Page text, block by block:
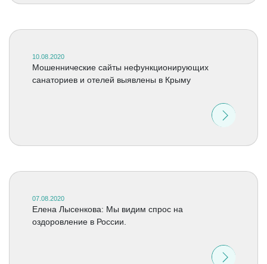
10.08.2020
Мошеннические сайты нефункционирующих
санаториев и отелей выявлены в Крыму
07.08.2020
Елена Лысенкова: Мы видим спрос на
оздоровление в России.